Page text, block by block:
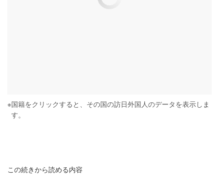
※国籍をクリックすると、その国の訪日外国人のデータを表示しま
す。
この続きから読める内容